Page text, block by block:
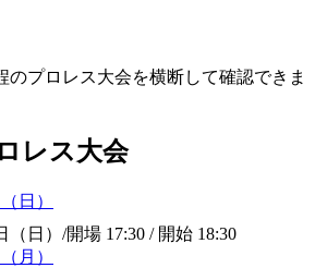
のプロレス大会を横断して確認できま
レス大会
日）
（日） /開場 17:30 / 開始 18:30
月）